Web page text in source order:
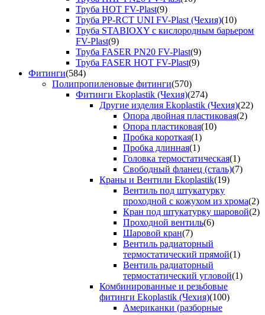
Труба HOT FV-Plast(9)
Труба PP-RCT UNI FV-Plast (Чехия)(10)
Труба STABIOXY с кислородным барьером
FV-Plast(9)
Труба FASER PN20 FV-Plast(9)
Труба FASER HOT FV-Plast(9)
Фитинги(584)
Полипропиленовые фитинги(570)
Фитинги Ekoplastik (Чехия)(274)
Другие изделия Ekoplastik (Чехия)(22)
Опора двойная пластиковая(2)
Опора пластиковая(10)
Пробка короткая(1)
Пробка длинная(1)
Головка термостатическая(1)
Свободный фланец (сталь)(7)
Краны и Вентили Ekoplastik(19)
Вентиль под штукатурку
проходной с кожухом из хрома(2)
Кран под штукатурку шаровой(2)
Проходной вентиль(6)
Шаровой кран(7)
Вентиль радиаторный
термостатический прямой(1)
Вентиль радиаторный
термостатический угловой(1)
Комбинированные и резьбовые
фитинги Ekoplastik (Чехия)(100)
Американки (разборные